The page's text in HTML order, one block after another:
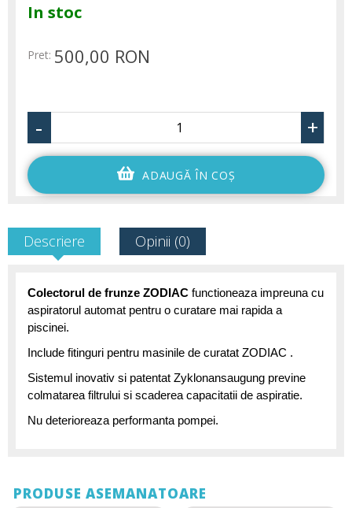
In stoc
Pret: 500,00 RON
- +
ADAUGĂ ÎN COŞ
Descriere Opinii (0)
Colectorul de frunze ZODIAC functioneaza impreuna cu
aspiratorul automat pentru o curatare mai rapida a
piscinei.
Include fitinguri pentru masinile de curatat ZODIAC .
Sistemul inovativ si patentat Zyklonansaugung previne
colmatarea filtrului si scaderea capacitatii de aspiratie.
Nu deterioreaza performanta pompei.
PRODUSE ASEMANATOARE